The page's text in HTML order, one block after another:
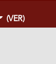
(VER)